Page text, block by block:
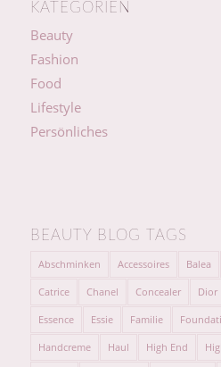
KATEGORIEN
Beauty
Fashion
Food
Lifestyle
Persönliches
BEAUTY BLOG TAGS
Abschminken Accessoires Balea
Catrice Chanel Concealer Dior
Essence Essie Familie
Handcreme Haul High End